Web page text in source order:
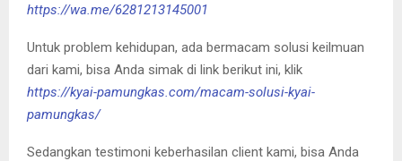
https://wa.me/6281213145001
Untuk problem kehidupan, ada bermacam solusi keilmuan
dari kami, bisa Anda simak di link berikut ini, klik
https://kyai-pamungkas.com/macam-solusi-kyai-
pamungkas/
Sedangkan testimoni keberhasilan client kami, bisa Anda